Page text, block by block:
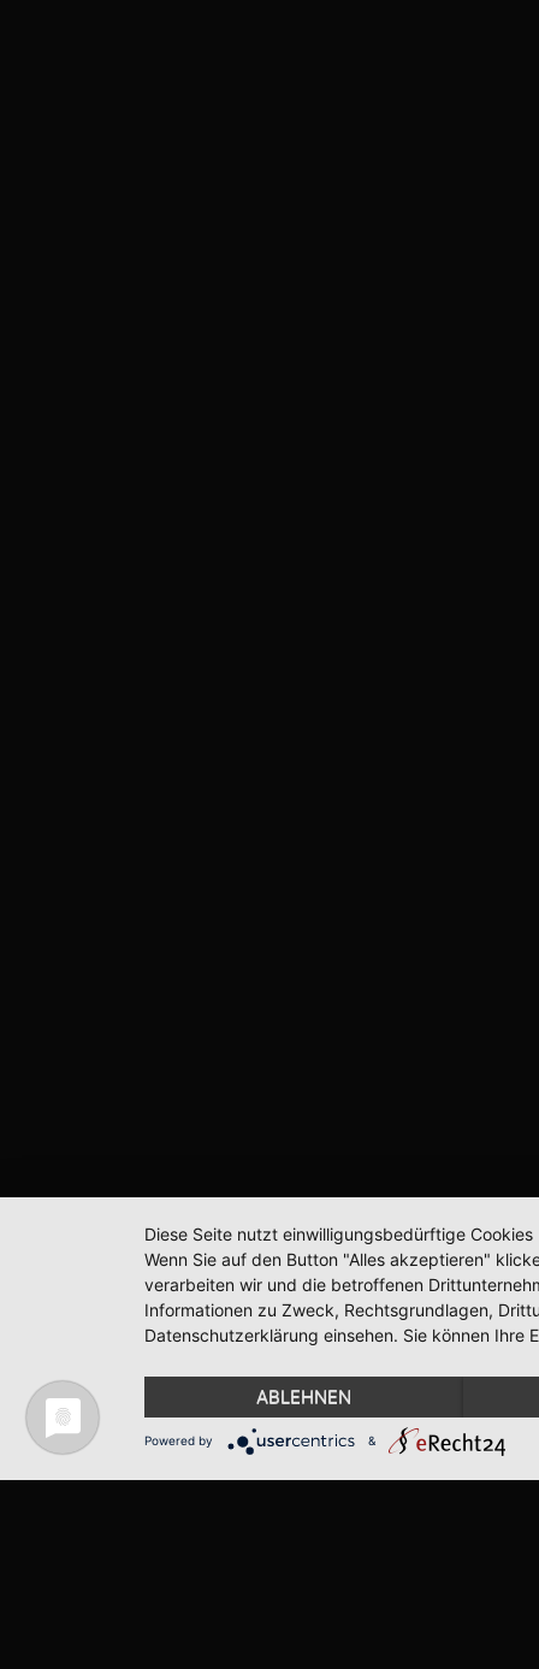
Diese Seite nutzt einwilligungsbedürftige
Wenn Sie auf den Button "Alles akzeptieren"
verarbeiten wir und die betroffenen
Informationen zu Zweck, Rechtsgrundlagen,
Datenschutzerklärung einsehen. Sie können Ihre
ABLEHNEN
Powered by &